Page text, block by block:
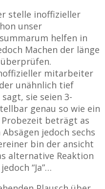
stelle inoffizieller
unser
helfen in
Machen der länge
mitarbeiter
unähnlich tief
sie seien 3-
genau so wie ein
beträgt as
jedoch sechs
bin der ansicht
alternative Reaktion
“Ja”…